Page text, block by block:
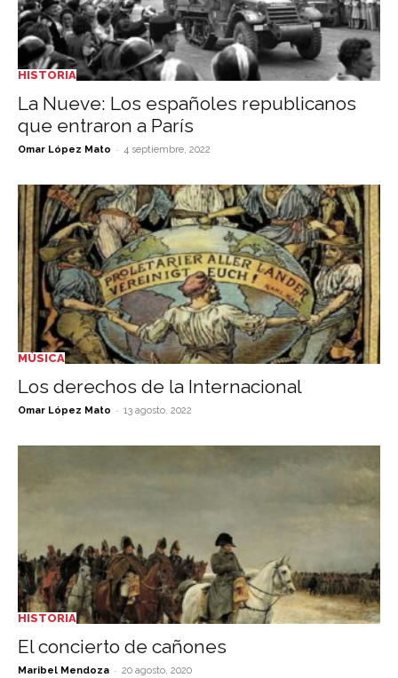
HISTORIA
La Nueve: Los españoles republicanos
que entraron a París
Omar López Mato - 4 septiembre, 2022
MÚSICA
Los derechos de la Internacional
Omar López Mato - 13 agosto, 2022
HISTORIA
El concierto de cañones
Maribel Mendoza - 20 agosto, 2020